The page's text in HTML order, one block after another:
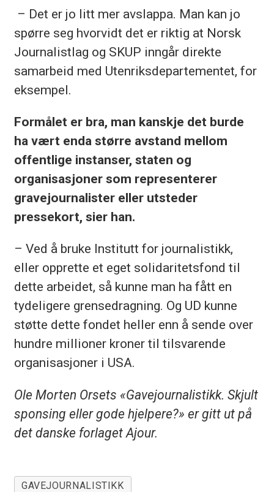
– Det er jo litt mer avslappa. Man kan jo
spørre seg hvorvidt det er riktig at Norsk
Journalistlag og SKUP inngår direkte
samarbeid med Utenriksdepartementet, for
eksempel.
Formålet er bra, man kanskje det burde
ha vært enda større avstand mellom
offentlige instanser, staten og
organisasjoner som representerer
gravejournalister eller utsteder
pressekort, sier han.
– Ved å bruke Institutt for journalistikk,
eller opprette et eget solidaritetsfond til
dette arbeidet, så kunne man ha fått en
tydeligere grensedragning. Og UD kunne
støtte dette fondet heller enn å sende over
hundre millioner kroner til tilsvarende
organisasjoner i USA.
Ole Morten Orsets «Gavejournalistikk. Skjult
sponsing eller gode hjelpere?» er gitt ut på
det danske forlaget Ajour.
GAVEJOURNALISTIKK